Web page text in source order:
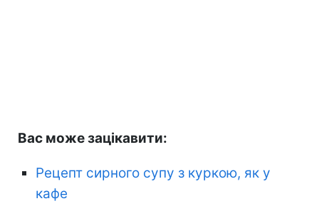
Вас може зацікавити:
Рецепт сирного супу з куркою, як у
кафе